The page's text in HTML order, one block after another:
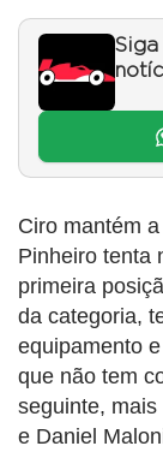
Siga
Ciro mantém
Pinheiro tenta
primeira
da categoria,
equipamento
que não tem
seguinte,
e Daniel